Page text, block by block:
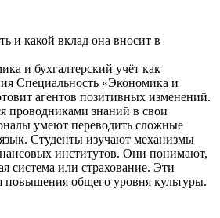
и какой вклад она вносит в
и бухгалтерский учёт как
Специальность «Экономика и
агентов позитивных изменений.
проводниками знаний в свои
умеют переводить сложные
Студенты изучают механизмы
институтов. Они понимают,
система или страхование. Эти
повышения общего уровня культуры.